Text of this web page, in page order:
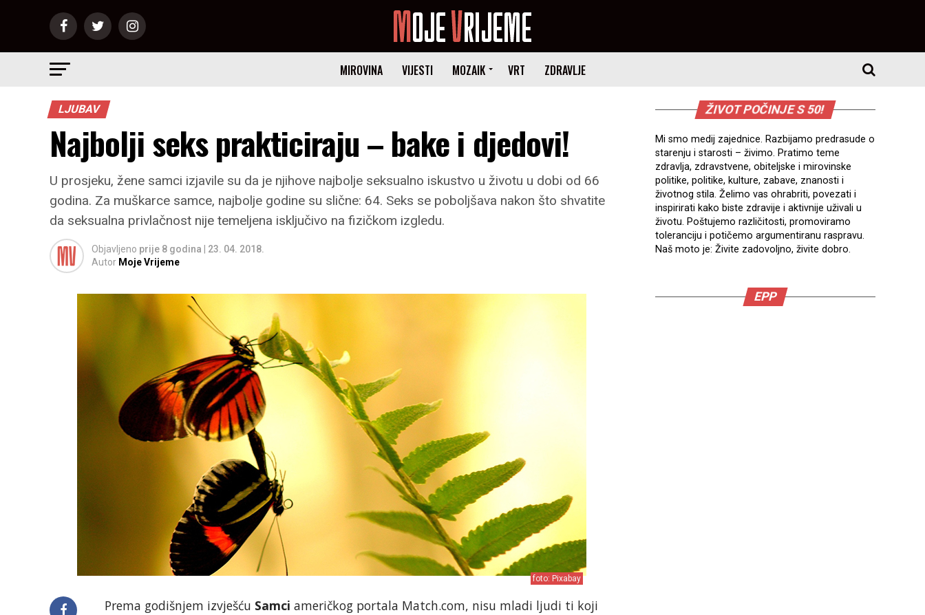
MIROVINA VIJESTI MOZAIK VRT ZDRAVLJE
LJUBAV
Najbolji seks prakticiraju – bake i djedovi!
U prosjeku, žene samci izjavile su da je njihove najbolje seksualno iskustvo u životu u dobi od 66
godina. Za muškarce samce, najbolje godine su slične: 64. Seks se poboljšava nakon što shvatite
da seksualna privlačnost nije temeljena isključivo na fizičkom izgledu.
Objavljeno prije 8 godina
23. 04. 2018.
Autor Moje Vrijeme
foto: Pixabay
Prema godišnjem izvješću Samci američkog portala Match.com, nisu mladi ljudi ti koji
ŽIVOT POČINJE S 50!
Mi smo medij zajednice. Razbijamo predrasude o
starenju i starosti – živimo. Pratimo teme
zdravlja, zdravstvene, obiteljske i mirovinske
politike, politike, kulture, zabave, znanosti i
životnog stila. Želimo vas ohrabriti, povezati i
inspirirati kako biste zdravije i aktivnije uživali u
životu. Poštujemo različitosti, promoviramo
toleranciju i potičemo argumentiranu raspravu.
Naš moto je: Živite zadovoljno, živite dobro.
EPP